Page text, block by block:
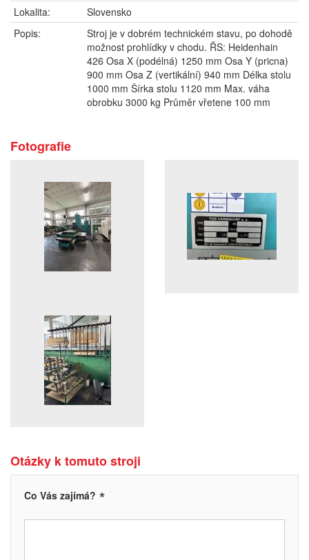
Lokalita:
Slovensko
Popis:
Stroj je v dobrém technickém stavu, po dohodě
možnost prohlídky v chodu. ŘS: Heidenhain
426 Osa X (podélná) 1250 mm Osa Y (pricna)
900 mm Osa Z (vertikální) 940 mm Délka stolu
1000 mm Šírka stolu 1120 mm Max. váha
obrobku 3000 kg Průměr vřetene 100 mm
Fotografie
Otázky k tomuto stroji
Co Vás zajímá? *